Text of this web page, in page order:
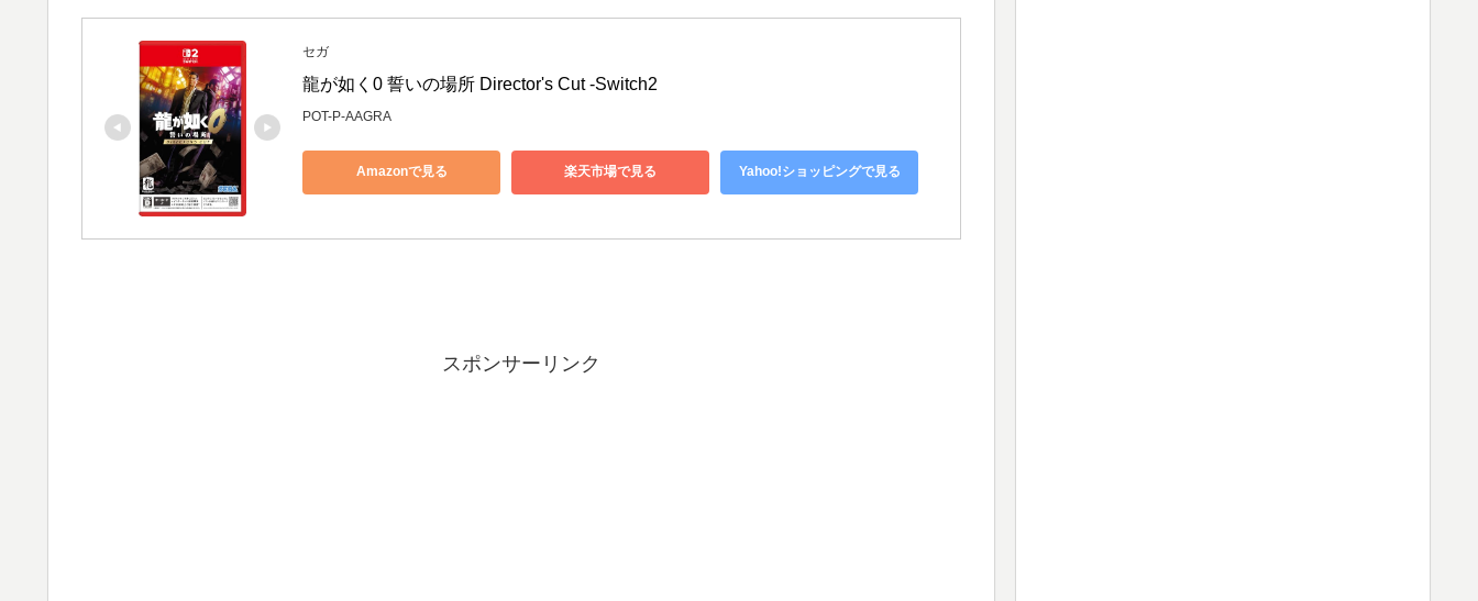
セガ
龍が如く0 誓いの場所 Director's Cut -Switch2
POT-P-AAGRA
Amazonで見る 楽天市場で見る Yahoo!ショッピングで見る
スポンサーリンク